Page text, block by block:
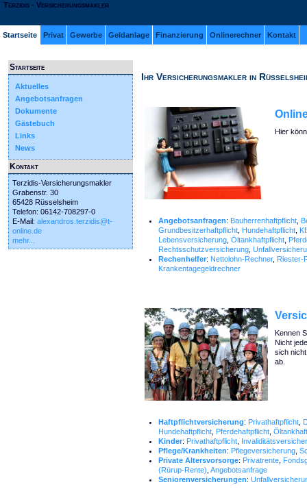
Terzidis - Versicherungsmakler
Startseite Privat Gewerbe Geldanlage Finanzierung Onlinerechner Kontakt
Startseite
Aktuelles
Angebotsanfragen
Dokumente
Gästebuch
Links
News
Kontakt
Terzidis-Versicherungsmakler
Grabenstr. 30
65428 Rüsselsheim
Telefon: 06142-708297-0
E-Mail: alexandros.terzidis@t-
online.de
mehr...
Ihr Versicherungsmakler in
Hier
Angebotsanfragen: Bauherrenhaftpflicht
Grundbesitzerhaftpflicht Hundehaftpflicht
Lebensversicherung Öltankhaftpflicht
Rechtsschutzversicherung
Rechenhelfer: Nettolohn-Rechner, Riester-
Krankentagegeldrechner
Kennen
Nicht
sich
ab.
Haftpflichtversicherung: Privathaftpflicht
Hundehaftpflicht Pferdehaftpflicht
Kinder: Privathaftpflicht
Pflege/Krankheiten: Pflegeversicherung
Private Altersvorsorge: Privatrente
(Rürup-Rente) Angebotsanfrage
Seniorenversicherungen: